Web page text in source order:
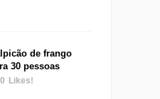
de frango
30 pessoas
0 Likes!